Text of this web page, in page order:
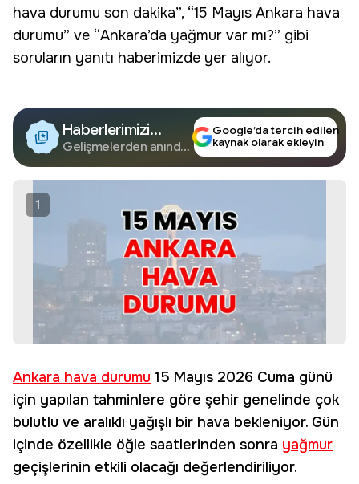
hava durumu son dakika”, “15 Mayıs Ankara hava
durumu” ve “Ankara’da yağmur var mı?” gibi
soruların yanıtı haberimizde yer alıyor.
Haberlerimizi
Google'da Takip
Edin
Gelişmelerden anında
Google’da tercih edilen
kaynak olarak ekleyin
1
Ankara hava durumu 15 Mayıs 2026 Cuma günü
için yapılan tahminlere göre şehir genelinde çok
bulutlu ve aralıklı yağışlı bir hava bekleniyor. Gün
içinde özellikle öğle saatlerinden sonra yağmur
geçişlerinin etkili olacağı değerlendiriliyor.